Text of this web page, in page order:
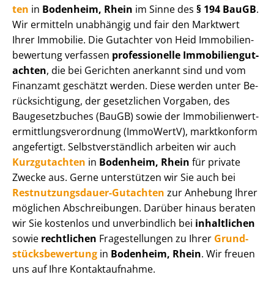
ten in Bodenheim, Rhein im Sinne des § 194 BauGB.
Wir ermitteln unabhängig und fair den Marktwert
Ihrer Immobilie. Die Gutachter von Heid Im­mo­bi­li­en­
be­wer­tung verfassen professionelle Im­mo­bi­li­en­gut­
ach­ten, die bei Gerichten anerkannt sind und vom
Finanzamt geschätzt werden. Diese werden unter Be­
rück­sich­ti­gung, der gesetzlichen Vorgaben, des
Baugesetzbuches (BauGB) sowie der Im­mo­bi­li­en­wert­
ermitt­lungs­ver­ord­nung (ImmoWertV), marktkonform
angefertigt. Selbst­ver­ständ­lich arbeiten wir auch
Kurzgutachten in Bodenheim, Rhein für private
Zwecke aus. Gerne unterstützen wir Sie auch bei
Rest­nut­zungs­dau­er-Gutachten zur Anhebung Ihrer
möglichen Abschreibungen. Darüber hinaus beraten
wir Sie kostenlos und unverbindlich bei inhaltlichen
sowie rechtlichen Fragestellungen zu Ihrer Grund­
stücks­be­wer­tung in Bodenheim, Rhein. Wir freuen
uns auf Ihre Kontaktaufnahme.